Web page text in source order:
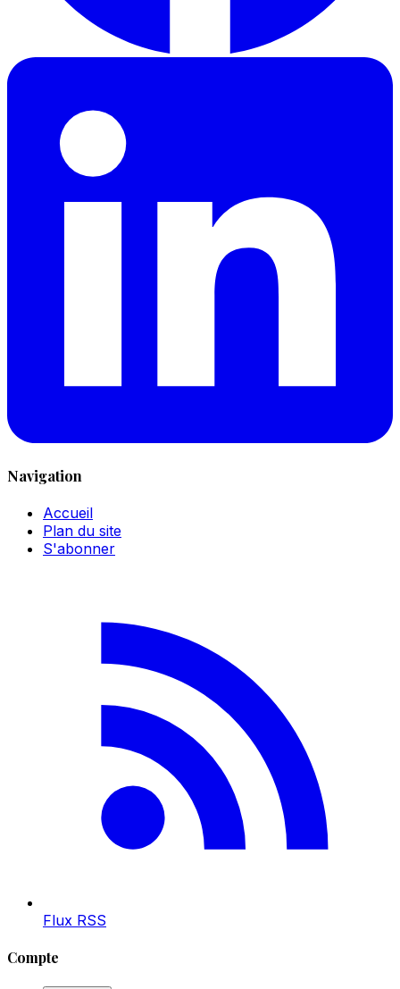
Navigation
Accueil
Plan du site
S'abonner
Flux RSS
Compte